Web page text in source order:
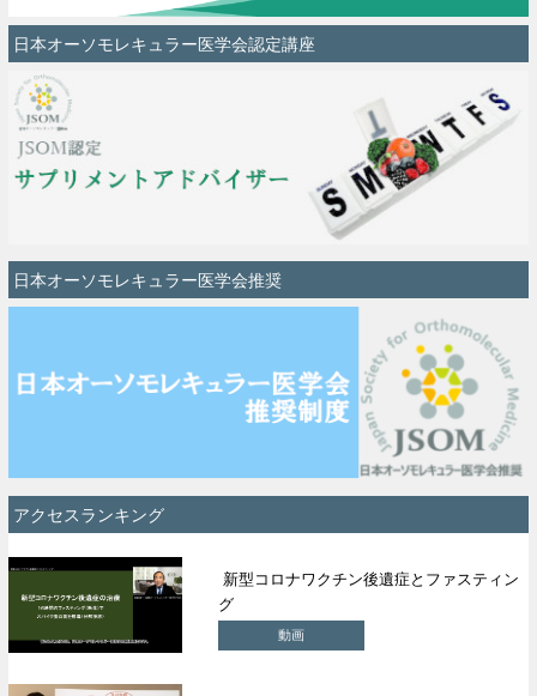
日本オーソモレキュラー医学会認定講座
日本オーソモレキュラー医学会推奨
アクセスランキング
新型コロナワクチン後遺症とファスティン
グ
動画